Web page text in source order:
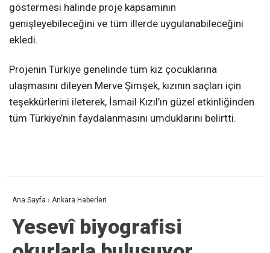
göstermesi halinde proje kapsamının
genişleyebileceğini ve tüm illerde uygulanabileceğini
ekledi.
Projenin Türkiye genelinde tüm kız çocuklarına
ulaşmasını dileyen Merve Şimşek, kızının saçları için
teşekkürlerini ileterek, İsmail Kızıl’ın güzel etkinliğinden
tüm Türkiye’nin faydalanmasını umduklarını belirtti.
Ana Sayfa › Ankara Haberleri
Yesevî biyografisi